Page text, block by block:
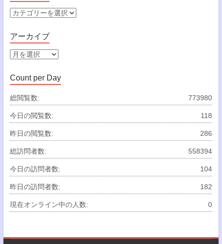
カ
ゴ
リ
ー
アーカイブ
ア
カ
イ
ブ
Count per Day
773980
総閲覧数:
118
今日の閲覧数:
286
昨日の閲覧数:
558394
総訪問者数:
104
今日の訪問者数:
182
昨日の訪問者数:
0
現在オンライン中の人数: